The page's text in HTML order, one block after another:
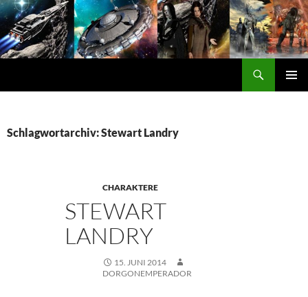
Zum
Inhalt
springen
Schlagwortarchiv: Stewart Landry
CHARAKTERE
STEWART
LANDRY
15. JUNI 2014
DORGONEMPERADOR